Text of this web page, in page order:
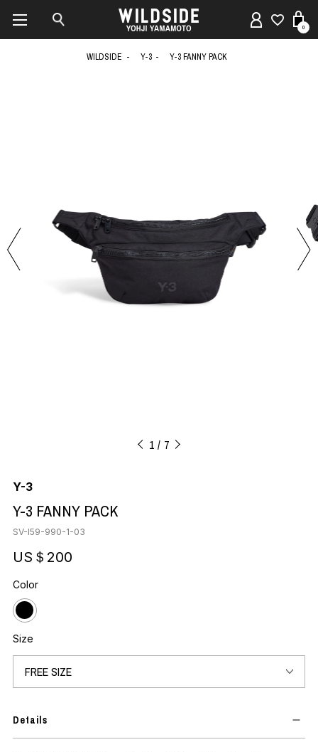
0
WILDSIDE Y-3 Y-3 FANNY PACK
1 7
Y-3
Y-3 FANNY PACK
SV-I59-990-1-03
US＄200
Color
Size
Details